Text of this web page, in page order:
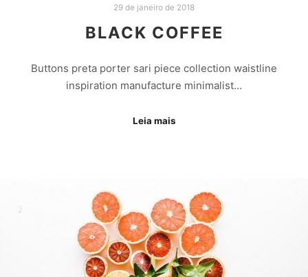
29 de janeiro de 2018
BLACK COFFEE
Buttons preta porter sari piece collection waistline
inspiration manufacture minimalist…
Leia mais